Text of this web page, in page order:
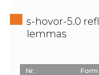
s-hovor-5.0
lemmas
Nr. Form